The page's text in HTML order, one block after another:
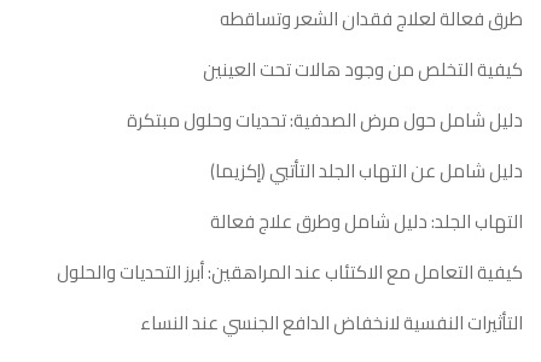
طرق فعالة لعلاج فقدان الشعر وتساقطه
كيفية التخلص من وجود هالات تحت العينين
دليل شامل حول مرض الصدفية: تحديات وحلول مبتكرة
دليل شامل عن التهاب الجلد التأتبي (إكزيما)
التهاب الجلد: دليل شامل وطرق علاج فعالة
كيفية التعامل مع الاكتئاب عند المراهقين: أبرز التحديات والحلول
التأثيرات النفسية لانخفاض الدافع الجنسي عند النساء